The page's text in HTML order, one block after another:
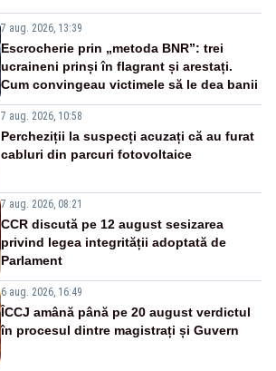
7 aug. 2026, 13:39
Escrocherie prin „metoda BNR”: trei
ucraineni prinși în flagrant și arestați.
Cum convingeau victimele să le dea banii
7 aug. 2026, 10:58
Percheziții la suspecți acuzați că au furat
cabluri din parcuri fotovoltaice
7 aug. 2026, 08:21
CCR discută pe 12 august sesizarea
privind legea integrității adoptată de
Parlament
6 aug. 2026, 16:49
ÎCCJ amână până pe 20 august verdictul
în procesul dintre magistrați și Guvern